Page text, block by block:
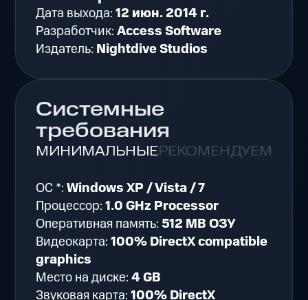
Дата выхода:12 июн. 2014 г.
Разработчик:Access Software
Издатель: Nightdive Studios
Системные
требования
МИНИМАЛЬНЫЕРЕКОМЕНДУЕМЫЕ
ОС *:Windows XP / Vista / 7
Процессор:1.0 GHz Processor
Оперативная память:512 MB ОЗУ
Видеокарта:100% DirectX compatible
graphics
Место на диске:4 GB
Звуковая карта:100% DirectX